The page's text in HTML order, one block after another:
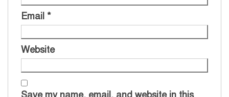
Email *
Website